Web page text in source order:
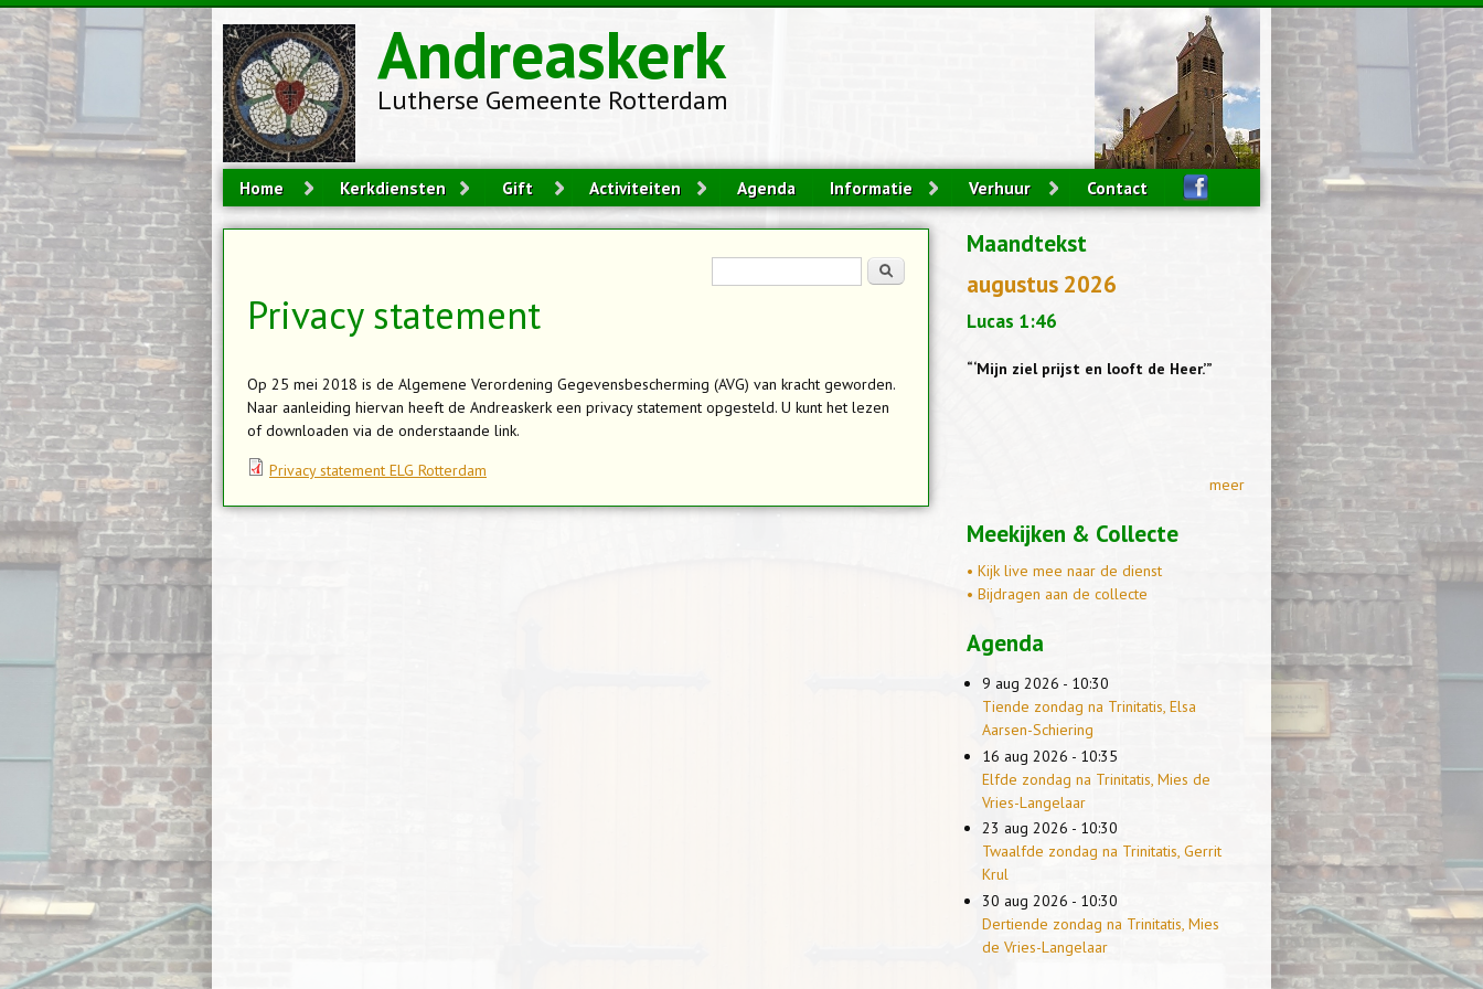
Overslaan en naar de inhoud gaan Andreaskerk
Lutherse Gemeente Rotterdam
Home Kerkdiensten Gift Activiteiten Agenda Informatie Verhuur Contact
Zoeken
Privacy statement
Op 25 mei 2018 is de Algemene Verordening Gegevensbescherming (AVG) van kracht geworden.
Naar aanleiding hiervan heeft de Andreaskerk een privacy statement opgesteld. U kunt het lezen
of downloaden via de onderstaande link.
Privacy statement ELG Rotterdam
Maandtekst
augustus 2026
Lucas 1:46
“‘Mijn ziel prijst en looft de Heer.’”
meer
Meekijken & Collecte
• Kijk live mee naar de dienst
• Bijdragen aan de collecte
Agenda
9 aug 2026 - 10:30
Tiende zondag na Trinitatis, Elsa
Aarsen-Schiering
16 aug 2026 - 10:35
Elfde zondag na Trinitatis, Mies de
Vries-Langelaar
23 aug 2026 - 10:30
Twaalfde zondag na Trinitatis, Gerrit
Krul
30 aug 2026 - 10:30
Dertiende zondag na Trinitatis, Mies
de Vries-Langelaar